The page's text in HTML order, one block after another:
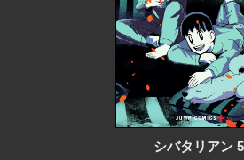
シバタリアン 5